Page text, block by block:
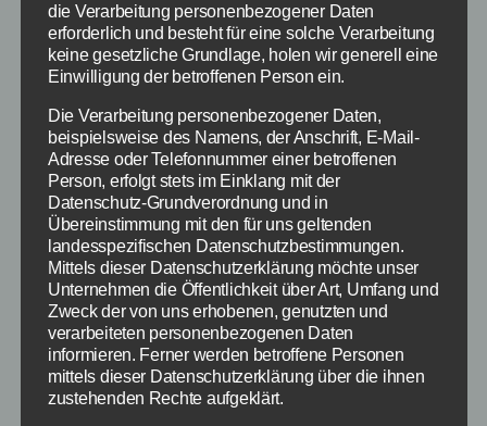
Los ging es bei Schlag den Raab am 24.10.2015
mit Spiel 1 „Sparschwein“, in welcher mit dem
Lineal im Mund eine 1 Euro Münze einige
dann in ein Sparschwein reingeglitten werden
muss. Nachdem beide beim ersten Versuch
scheiterten war es Stefan im zweiten Anlauf,
der dies dann direkt hinbekam und gewann.
Für Spiel 2 musste sich dann aber erstmal
umgezogen werden – was natürlich für eine
Werbepause genutzt worden ist – und es ging
mit Tennis weiter. Auf dem Kleinfeld im Studio
gaben Markus und Stefan alles, was am Ende
nochmal richtig unterhaltsam wurde. Beide
die Verarbeitung personenbezogener Daten
erforderlich und besteht für eine solche Verarbeitung
keine gesetzliche Grundlage, holen wir generell eine
Einwilligung der betroffenen Person ein.
Die Verarbeitung personenbezogener Daten,
beispielsweise des Namens, der Anschrift, E-Mail-
Adresse oder Telefonnummer einer betroffenen
Person, erfolgt stets im Einklang mit der
Datenschutz-Grundverordnung und in
Übereinstimmung mit den für uns geltenden
landesspezifischen Datenschutzbestimmungen.
Mittels dieser Datenschutzerklärung möchte unser
Unternehmen die Öffentlichkeit über Art, Umfang und
Zweck der von uns erhobenen, genutzten und
verarbeiteten personenbezogenen Daten
informieren. Ferner werden betroffene Personen
mittels dieser Datenschutzerklärung über die ihnen
zustehenden Rechte aufgeklärt.